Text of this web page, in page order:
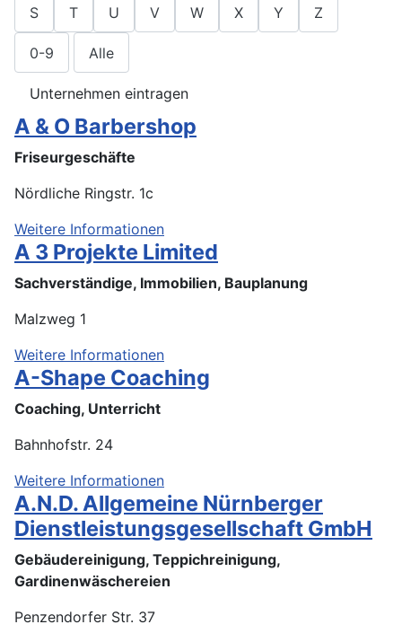
S T U V W X Y Z
0-9 Alle
Unternehmen eintragen
A & O Barbershop
Friseurgeschäfte
Nördliche Ringstr. 1c
Weitere Informationen
A 3 Projekte Limited
Sachverständige, Immobilien, Bauplanung
Malzweg 1
Weitere Informationen
A-Shape Coaching
Coaching, Unterricht
Bahnhofstr. 24
Weitere Informationen
A.N.D. Allgemeine Nürnberger
Dienstleistungsgesellschaft GmbH
Gebäudereinigung, Teppichreinigung,
Gardinenwäschereien
Penzendorfer Str. 37